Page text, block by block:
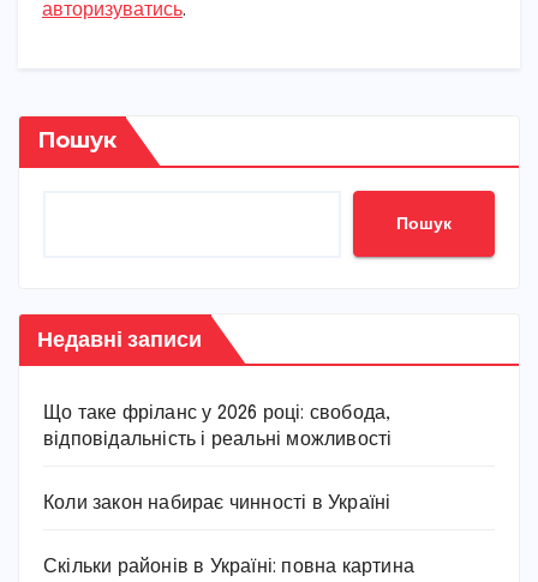
авторизуватись.
Пошук
Пошук
Недавні записи
Що таке фріланс у 2026 році: свобода,
відповідальність і реальні можливості
Коли закон набирає чинності в Україні
Скільки районів в Україні: повна картина